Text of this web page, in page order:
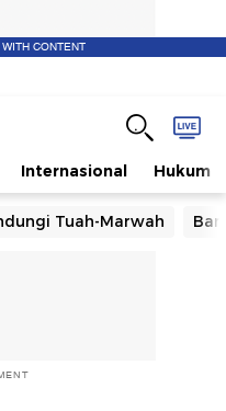
CONTENT
Internasional Hukum
Tuah-Marwah